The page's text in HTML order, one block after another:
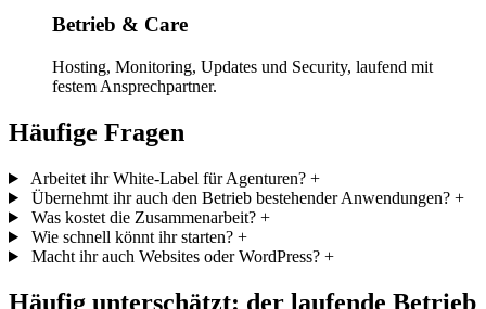
Betrieb & Care
Hosting, Monitoring, Updates und Security, laufend mit
festem Ansprechpartner.
Häufige Fragen
Arbeitet ihr White-Label für Agenturen? +
Übernehmt ihr auch den Betrieb bestehender Anwendungen? +
Was kostet die Zusammenarbeit? +
Wie schnell könnt ihr starten? +
Macht ihr auch Websites oder WordPress? +
Häufig unterschätzt: der laufende Betrieb